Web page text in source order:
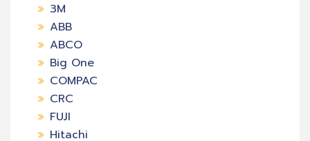
3M
ABB
ABCO
Big One
COMPAC
CRC
FUJI
Hitachi